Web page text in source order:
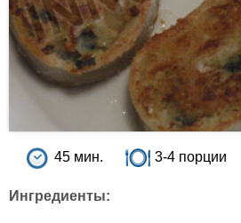
45 мин. 3-4 порции
Ингредиенты: